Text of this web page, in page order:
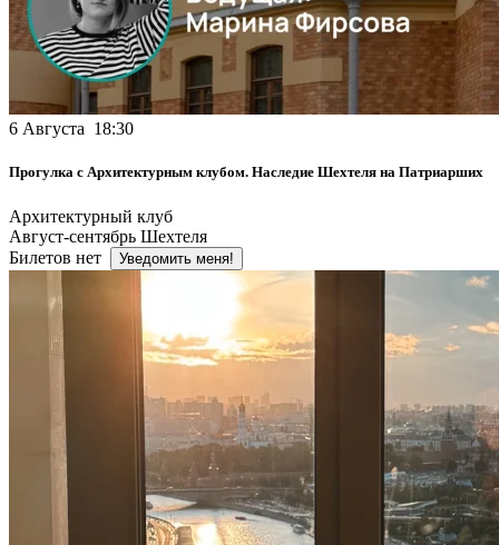
6 Августа 18:30
Прогулка с Архитектурным клубом. Наследие Шехтеля на Патриарших
Архитектурный клуб
Август-сентябрь Шехтеля
Билетов нет
Уведомить меня!